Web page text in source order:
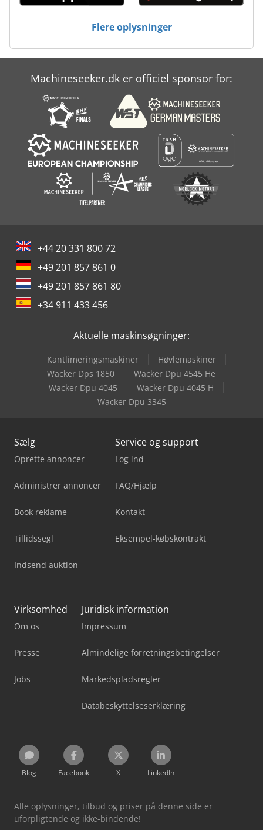
Flere oplysninger
Machineseeker.dk er officiel sponsor for:
+44 20 331 800 72
+49 201 857 861 0
+49 201 857 861 80
+34 911 433 456
Aktuelle maskinsøgninger:
Kantlimeringsmaskiner
Høvlemaskiner
Wacker Dps 1850
Wacker Dpu 4545 He
Wacker Dpu 4045
Wacker Dpu 4045 H
Wacker Dpu 3345
Sælg
Oprette annoncer
Administrer annoncer
Book reklame
Tillidssegl
Indsend auktion
Service og support
Log ind
FAQ/Hjælp
Kontakt
Eksempel-købskontrakt
Virksomhed
Om os
Presse
Jobs
Juridisk information
Impressum
Almindelige forretningsbetingelser
Markedspladsregler
Databeskyttelseserklæring
Blog Facebook X LinkedIn
Alle oplysninger, tilbud og priser på denne side er
uforpligtende og ikke-bindende!